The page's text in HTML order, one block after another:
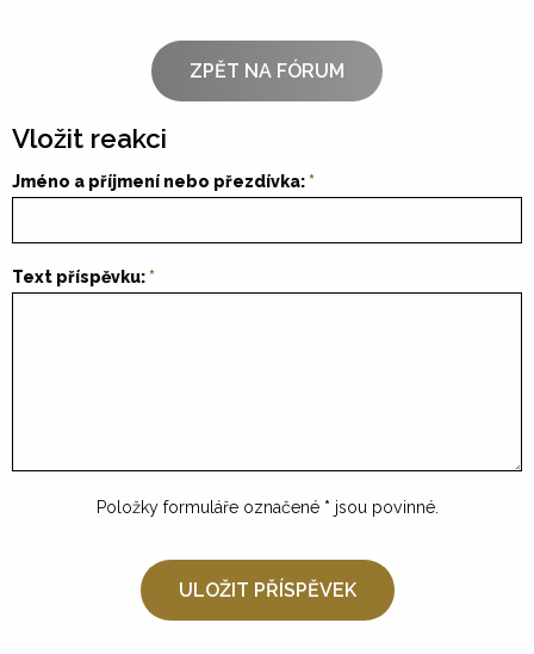
ZPĚT NA FÓRUM
Vložit reakci
Jméno a příjmení nebo přezdívka:
Text příspěvku:
Položky formuláře označené * jsou povinné.